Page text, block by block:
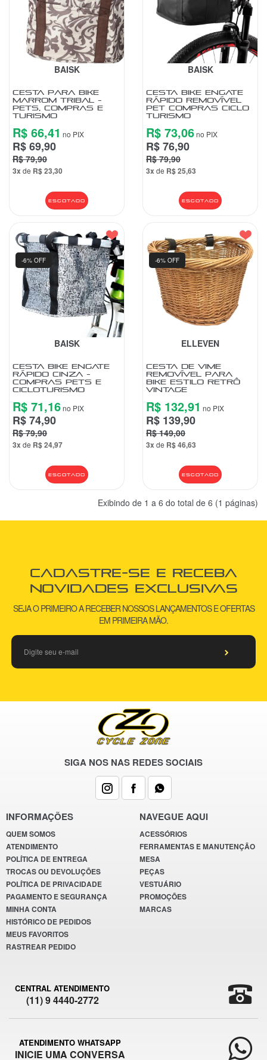
BAISK
CESTA PARA BIKE
MARROM TRIBAL -
PETS, COMPRAS E
TURISMO
R$ 66,41 no PIX
R$ 69,90
R$ 79,90
3x de R$ 23,30
Esgotado
BAISK
CESTA BIKE ENGATE
RÁPIDO REMOVÍVEL
PET COMPRAS CICLO
TURISMO
R$ 73,06no PIX
R$ 76,90
R$ 79,90
3x de R$ 25,63
Esgotado
BAISK
CESTA BIKE ENGATE
RÁPIDO CINZA -
COMPRAS PETS E
CICLOTURISMO
-6% OFF
R$ 71,16no PIX
R$ 74,90
R$ 79,90
3x de R$ 24,97
Esgotado
ELLEVEN
CESTA DE VIME
REMOVÍVEL PARA
BIKE ESTILO RETRÔ
VINTAGE
-6% OFF
R$ 132,91 no PIX
R$ 139,90
R$ 149,00
3x de R$ 46,63
Esgotado
Exibindo de 1 a 6 do total de 6 (1 páginas)
Cadastre-se e receba
novidades exclusivas
SEJA O PRIMEIRO A RECEBER NOSSOS LANÇAMENTOS E OFERTAS
EM PRIMEIRA MÃO.
SIGA NOS NAS REDES SOCIAIS
INFORMAÇÕES
QUEM SOMOS
ATENDIMENTO
POLÍTICA DE ENTREGA
TROCAS OU DEVOLUÇÕES
POLÍTICA DE PRIVACIDADE
PAGAMENTO E SEGURANÇA
MINHA CONTA
HISTÓRICO DE PEDIDOS
MEUS FAVORITOS
RASTREAR PEDIDO
NAVEGUE AQUI
ACESSÓRIOS
FERRAMENTAS E MANUTENÇÃO
MESA
PEÇAS
VESTUÁRIO
PROMOÇÕES
MARCAS
CENTRAL ATENDIMENTO
(11) 9 4440-2772
ATENDIMENTO WHATSAPP
INICIE UMA CONVERSA